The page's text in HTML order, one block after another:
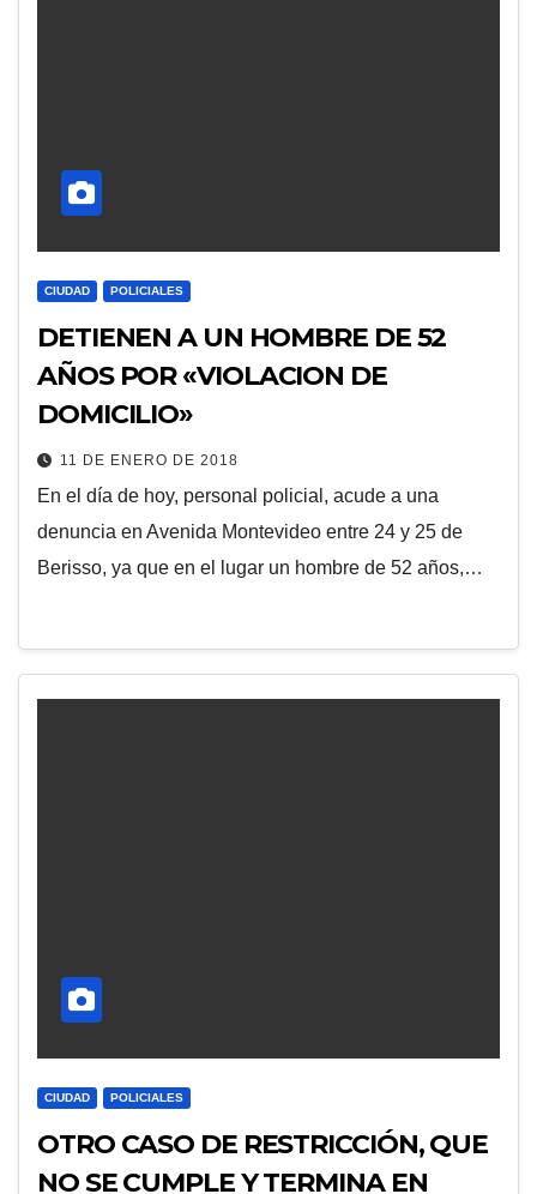
CIUDAD POLICIALES
DETIENEN A UN HOMBRE DE 52
AÑOS POR «VIOLACION DE
DOMICILIO»
11 DE ENERO DE 2018
En el día de hoy, personal policial, acude a una
denuncia en Avenida Montevideo entre 24 y 25 de
Berisso, ya que en el lugar un hombre de 52 años,…
CIUDAD POLICIALES
OTRO CASO DE RESTRICCIÓN, QUE
NO SE CUMPLE Y TERMINA EN